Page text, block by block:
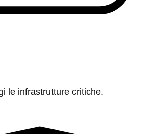
le infrastrutture critiche.